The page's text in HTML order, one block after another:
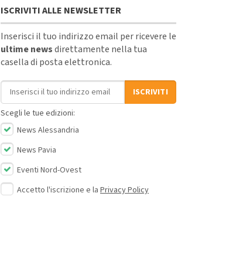
ISCRIVITI ALLE NEWSLETTER
Inserisci il tuo indirizzo email per ricevere le
ultime newsdirettamente nella tua
casella di posta elettronica.
Indirizzo email
ISCRIVITI
Scegli le tue edizioni:
News Alessandria
News Pavia
Eventi Nord-Ovest
Accetto l'iscrizione e la Privacy Policy